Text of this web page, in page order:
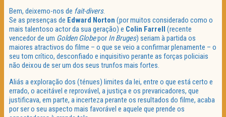
Bem, deixemo-nos de fait-divers.
Se as presenças de Edward Norton (por muitos considerado como o
mais talentoso actor da sua geração) e Colin Farrell (recente
vencedor de um Golden Globepor In Bruges) seriam à partida os
maiores atractivos do filme – o que se veio a confirmar plenamente – o
seu tom crítico, desconfiado e inquisitivo perante as forças policiais
não deixou de ser um dos seus trunfos mais fortes.
Aliás a exploração dos (ténues) limites da lei, entre o que está certo e
errado, o aceitável e reprovável, a justiça e os prevaricadores, que
justificava, em parte, a incerteza perante os resultados do filme, acaba
por ser o seu aspecto mais favorável e aquele que prende os